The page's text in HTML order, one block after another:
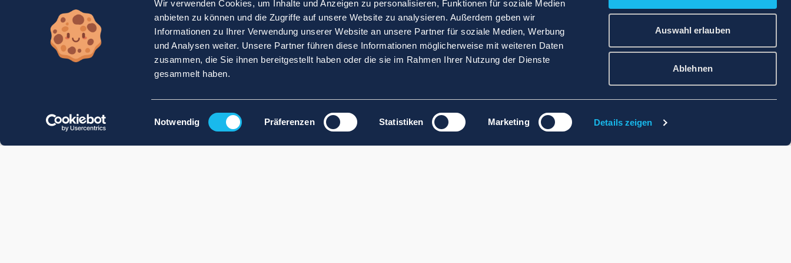
Wir verwenden Cookies, um Inhalte und Anzeigen zu personalisieren, Funktionen für soziale Medien
anbieten zu können und die Zugriffe auf unsere Website zu analysieren. Außerdem geben wir
Informationen zu Ihrer Verwendung unserer Website an unsere Partner für soziale Medien, Werbung
und Analysen weiter. Unsere Partner führen diese Informationen möglicherweise mit weiteren Daten
zusammen, die Sie ihnen bereitgestellt haben oder die sie im Rahmen Ihrer Nutzung der Dienste
gesammelt haben.
Einwilligungsauswahl
Notwendig Präferenzen Statistiken Marketing Details zeigen
Auswahl erlauben
Ablehnen